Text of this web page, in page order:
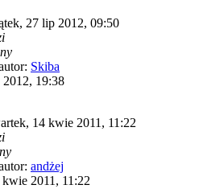
27 lip 2012, 09:50
Skiba
19:38
14 kwie 2011, 11:22
andżej
2011, 11:22